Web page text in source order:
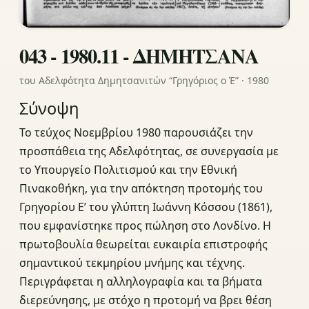
043 - 1980.11 - ΔΗΜΗΤΣΑΝΑ
του Αδελφότητα Δημητσανιτών “Γρηγόριος ο Έ” · 1980
Σύνοψη
Το τεύχος Νοεμβρίου 1980 παρουσιάζει την
προσπάθεια της Αδελφότητας, σε συνεργασία με
το Υπουργείο Πολιτισμού και την Εθνική
Πινακοθήκη, για την απόκτηση προτομής του
Γρηγορίου Ε’ του γλύπτη Ιωάννη Κόσσου (1861),
που εμφανίστηκε προς πώληση στο Λονδίνο. Η
πρωτοβουλία θεωρείται ευκαιρία επιστροφής
σημαντικού τεκμηρίου μνήμης και τέχνης.
Περιγράφεται η αλληλογραφία και τα βήματα
διερεύνησης, με στόχο η προτομή να βρει θέση